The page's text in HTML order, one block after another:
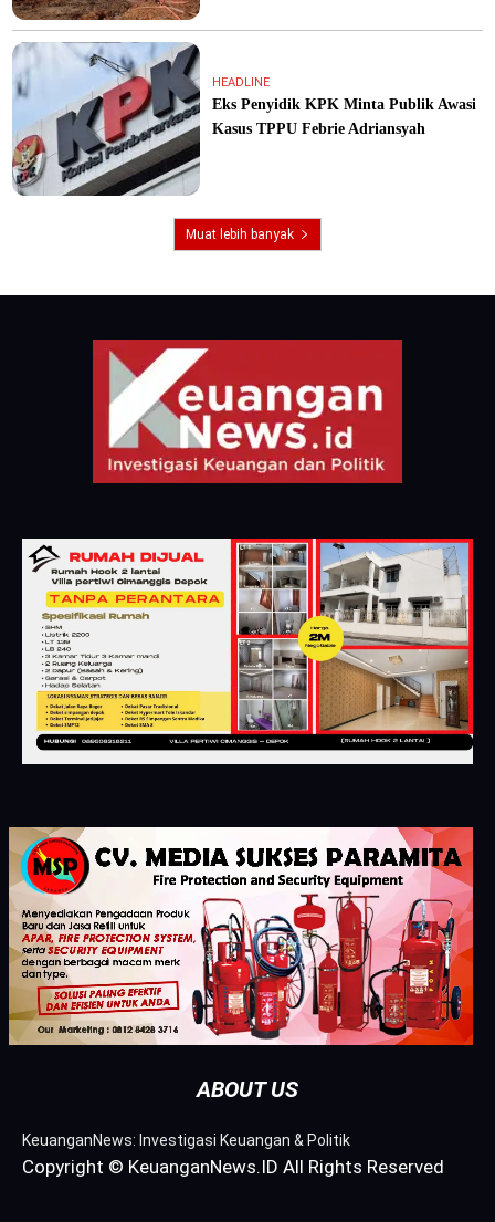
HEADLINE
Eks Penyidik KPK Minta Publik Awasi
Kasus TPPU Febrie Adriansyah
Muat lebih banyak
ABOUT US
KeuanganNews: Investigasi Keuangan & Politik
Copyright © KeuanganNews.ID All Rights Reserved